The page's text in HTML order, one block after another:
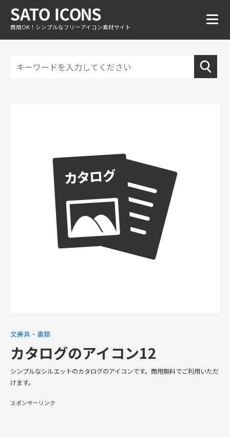
商用OK！シンプルなフリーアイコン素材サイト
文房具・書類
カタログのアイコン12
シンプルなシルエットのカタログのアイコンです。商用無料でご利用いただ
けます。
スポンサーリンク